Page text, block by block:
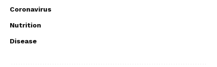
Coronavirus
Nutrition
Disease